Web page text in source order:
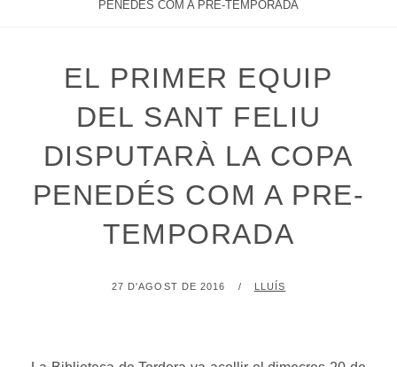
PENEDÉS COM A PRE-TEMPORADA
EL PRIMER EQUIP
DEL SANT FELIU
DISPUTARÀ LA COPA
PENEDÉS COM A PRE-
TEMPORADA
POSTED
27 D'AGOST DE 2016 BY
LLUÍS